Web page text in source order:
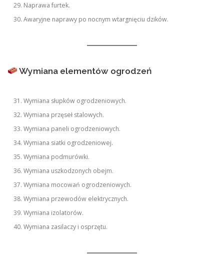
Naprawa furtek.
Awaryjne naprawy po nocnym wtargnięciu dzików.
Wymiana elementów ogrodzeń
Wymiana słupków ogrodzeniowych.
Wymiana przęseł stalowych.
Wymiana paneli ogrodzeniowych.
Wymiana siatki ogrodzeniowej.
Wymiana podmurówki.
Wymiana uszkodzonych obejm.
Wymiana mocowań ogrodzeniowych.
Wymiana przewodów elektrycznych.
Wymiana izolatorów.
Wymiana zasilaczy i osprzętu.